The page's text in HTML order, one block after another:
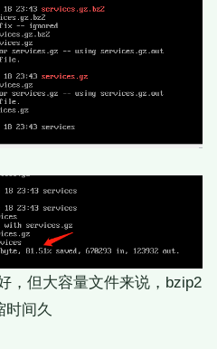
，但大容量文件来说，bzip2
间久